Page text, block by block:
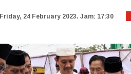
Friday, 24 February 2023. Jam: 17:30